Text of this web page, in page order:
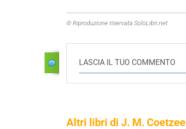
© Riproduzione riservata SoloLibri.net
LASCIA IL TUO COMMENTO
Altri libri di J. M. Coetzee